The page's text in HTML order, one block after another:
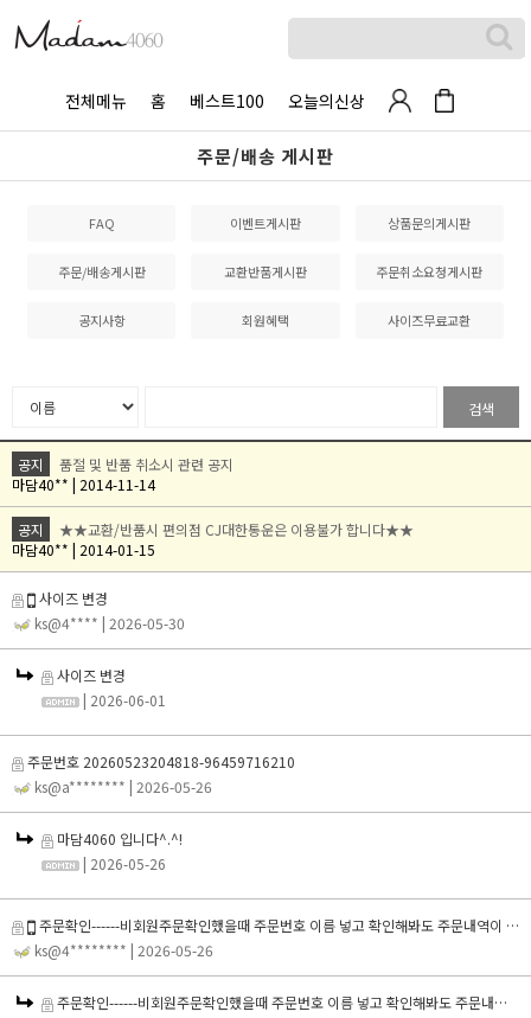
전체메뉴 홈 베스트100 오늘의신상
주문/배송 게시판
FAQ 이벤트게시판 상품문의게시판
주문/배송게시판 교환반품게시판 주문취소요청게시판
공지사항 회원혜택 사이즈무료교환
검색
공지
품절 및 반품 취소시 관련 공지
마담40** | 2014-11-14
공지
★★교환/반품시 편의점 CJ대한통운은 이용불가 합니다★★
마담40** | 2014-01-15
사이즈 변경
ks@4**** | 2026-05-30
사이즈 변경
| 2026-06-01
주문번호 20260523204818-96459716210
ks@a******** | 2026-05-26
마담4060 입니다^.^!
| 2026-05-26
주문확인------비회원주문확인했을때 주문번호 이름 넣고 확인해봐도 주문내역이 존재하지 않는다고 나와요
ks@4******** | 2026-05-26
주문확인------비회원주문확인했을때 주문번호 이름 넣고 확인해봐도 주문내역이 존재하지 않는다고 나와요